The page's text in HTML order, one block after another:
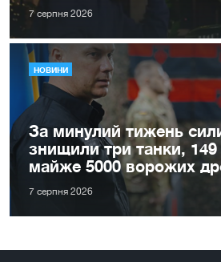
7 серпня 2026
НОВИНИ
За минулий тижень
знищили три танки, 149
майже 5000 ворожих
7 серпня 2026